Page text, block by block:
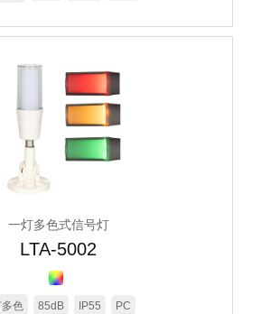
一灯多色式信号灯
LTA-5002
色 85dB IP55 PC